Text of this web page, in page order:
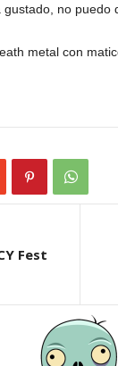
no puedo
metal con
Fest